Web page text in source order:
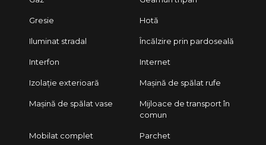
Gresie Hotă
Iluminat stradal Încălzire prin pardoseală
Interfon Internet
Izolație exterioară Mașină de spălat rufe
Mașină de spălat vase
Mijloace de transport în
comun
Mobilat complet Parchet